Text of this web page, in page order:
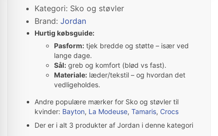
Kategori: Sko og støvler
Brand: Jordan
Hurtig købsguide:
Pasform: tjek bredde og støtte – især ved
lange dage.
Sål: greb og komfort (blød vs fast).
Materiale: læder/tekstil – og hvordan det
vedligeholdes.
Andre populære mærker for Sko og støvler til
kvinder: Bayton, La Modeuse, Tamaris, Crocs
Der er i alt 3 produkter af Jordan i denne kategori